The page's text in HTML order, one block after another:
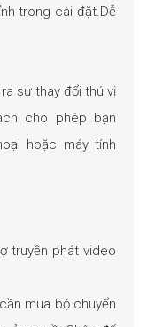
trong cài đặt.Dễ
sự thay đổi thú vị
cho phép bạn
hoặc máy tính
truyền phát video
mua bộ chuyển